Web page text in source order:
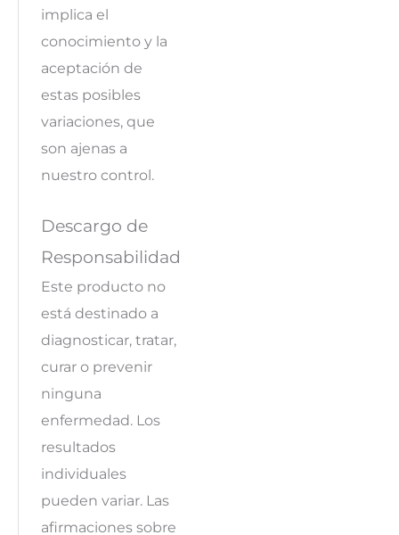
implica el
conocimiento y la
aceptación de
estas posibles
variaciones, que
son ajenas a
nuestro control.
Descargo de
Responsabilidad
Este producto no
está destinado a
diagnosticar, tratar,
curar o prevenir
ninguna
enfermedad. Los
resultados
individuales
pueden variar. Las
afirmaciones sobre